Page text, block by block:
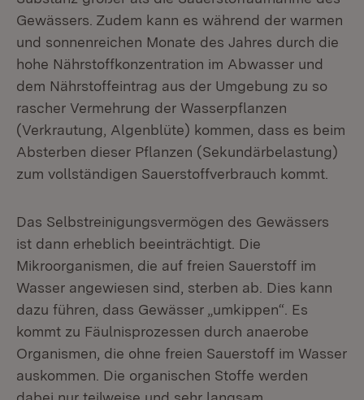
Gewässers. Zudem kann es während der warmen
und sonnenreichen Monate des Jahres durch die
hohe Nährstoffkonzentration im Abwasser und
dem Nährstoffeintrag aus der Umgebung zu so
rascher Vermehrung der Wasserpflanzen
(Verkrautung, Algenblüte) kommen, dass es beim
Absterben dieser Pflanzen (Sekundärbelastung)
zum vollständigen Sauerstoffverbrauch kommt.
Das Selbstreinigungsvermögen des Gewässers
ist dann erheblich beeinträchtigt. Die
Mikroorganismen, die auf freien Sauerstoff im
Wasser angewiesen sind, sterben ab. Dies kann
dazu führen, dass Gewässer „umkippen“. Es
kommt zu Fäulnisprozessen durch anaerobe
Organismen, die ohne freien Sauerstoff im Wasser
auskommen. Die organischen Stoffe werden